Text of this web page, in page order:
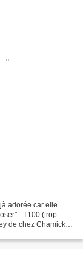
adorée car elle
- T100 (trop
de chez Chamick et